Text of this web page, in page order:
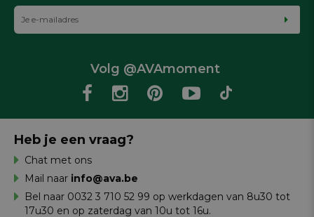
Volg @AVAmoment
Heb je een vraag?
Chat met ons
Mail naar info@ava.be
Bel naar 0032 3 710 52 99 op werkdagen van 8u30 tot
17u30 en op zaterdag van 10u tot 16u.